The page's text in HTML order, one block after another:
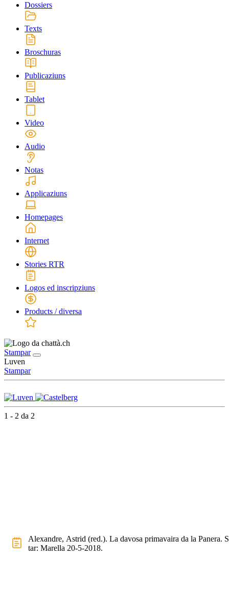
Dossiers
Texts
Broschuras
Publicaziuns
Tablet
Video
Audio
Notas
Applicaziuns
Homepages
Internet
Stories RTR
Logos ed inscripziuns
Products / diversa
Stampar
Luven
Stampar
1 - 2 da 2
Alexandre, Astrid (red.). La davosa primavaira da la Panera.
tar: Marella 20-5-2018.